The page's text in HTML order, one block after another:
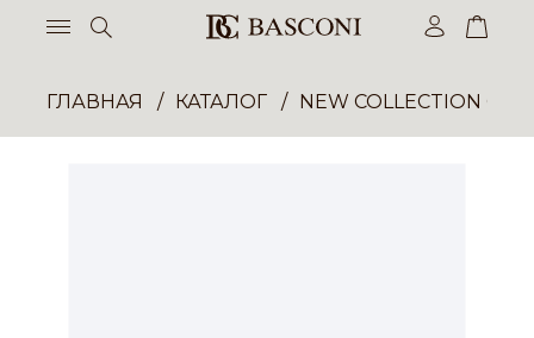
ГЛАВНАЯ КАТАЛОГ NEW COLLECTION